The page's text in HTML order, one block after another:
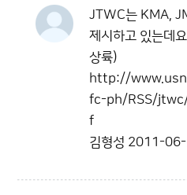
JTWC는 KMA,
제시하고 있는데
상륙)
http://
fc-ph/RSS/
f
김형성 2011-